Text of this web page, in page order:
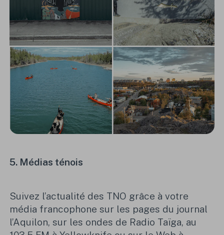
5. Médias ténois
Suivez l’actualité des TNO grâce à votre
média francophone sur les pages du journal
l’Aquilon, sur les ondes de Radio Taïga, au